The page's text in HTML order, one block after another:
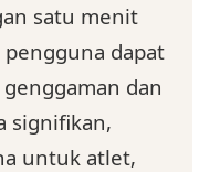
satu menit
dapat
dan
signifikan,
untuk atlet,